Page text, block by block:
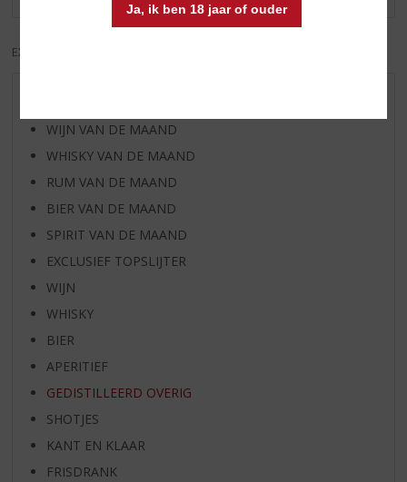
Ja, ik ben 18 jaar of ouder
EXCL. BTW
WIJN VAN DE MAAND
WHISKY VAN DE MAAND
RUM VAN DE MAAND
BIER VAN DE MAAND
SPIRIT VAN DE MAAND
EXCLUSIEF TOPSLIJTER
WIJN
WHISKY
BIER
APERITIEF
GEDISTILLEERD OVERIG
SHOTJES
KANT EN KLAAR
FRISDRANK